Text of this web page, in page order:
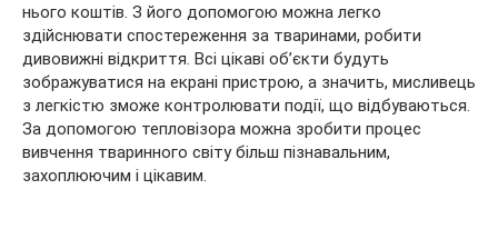
нього коштів. З його допомогою можна легко
здійснювати спостереження за тваринами, робити
дивовижні відкриття. Всі цікаві об’єкти будуть
зображуватися на екрані пристрою, а значить, мисливець
з легкістю зможе контролювати події, що відбуваються.
За допомогою тепловізора можна зробити процес
вивчення тваринного світу більш пізнавальним,
захоплюючим і цікавим.